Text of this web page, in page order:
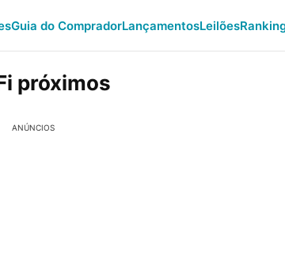
Guia do CompradorLançamentosLeilões
próximos
ANÚNCIOS